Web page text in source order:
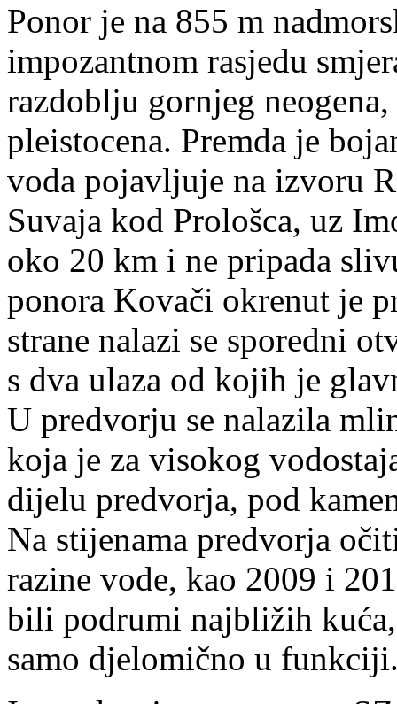
Ponor je na 855 m
impozantnom rasjedu
razdoblju gornjeg
pleistocena. Premda je
voda pojavljuje na izvoru
Suvaja kod Prološca, uz
oko 20 km i ne pripada
ponora Kovači okrenut je
strane nalazi se sporedni
s dva ulaza od kojih je
U predvorju se nalazila
koja je za visokog
dijelu predvorja, pod
Na stijenama predvorja
razine vode, kao 2009 i
bili podrumi najbližih
samo djelomično u